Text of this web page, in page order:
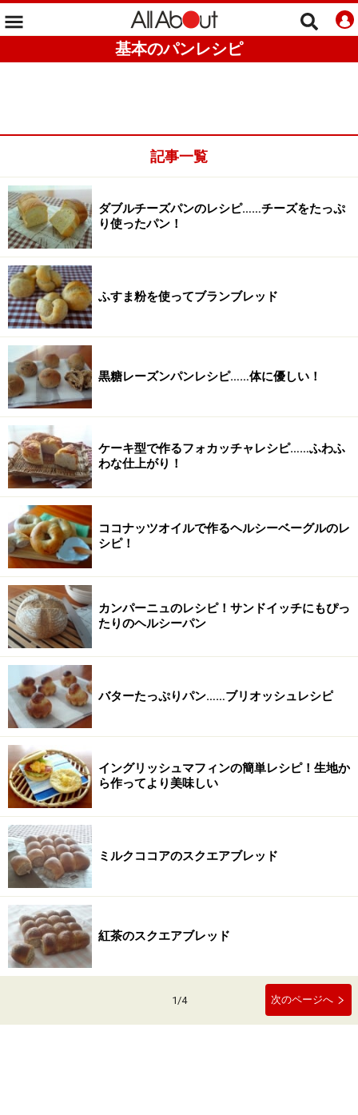
基本のパンレシピ
記事一覧
ダブルチーズパンのレシピ……チーズをたっぷ
り使ったパン！
ふすま粉を使ってブランブレッド
黒糖レーズンパンレシピ……体に優しい！
ケーキ型で作るフォカッチャレシピ……ふわふ
わな仕上がり！
ココナッツオイルで作るヘルシーベーグルのレ
シピ！
カンパーニュのレシピ！サンドイッチにもぴっ
たりのヘルシーパン
バターたっぷりパン……ブリオッシュレシピ
イングリッシュマフィンの簡単レシピ！生地か
ら作ってより美味しい
ミルクココアのスクエアブレッド
紅茶のスクエアブレッド
1/4 次のページへ